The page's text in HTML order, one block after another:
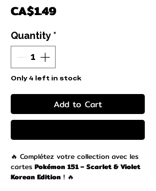
CA$1.49Price
Quantity *
Only 4 left in stock
Add to Cart
🔥 Complétez votre collection avec les
cartes Pokémon 151 – Scarlet & Violet
Korean Edition ! 🔥